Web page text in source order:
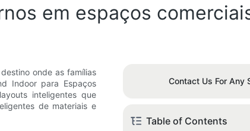
em espaços
onde as famílias
Indoor para Espaços
inteligentes que
de materiais e
Contact Us For Any
Table of Contents